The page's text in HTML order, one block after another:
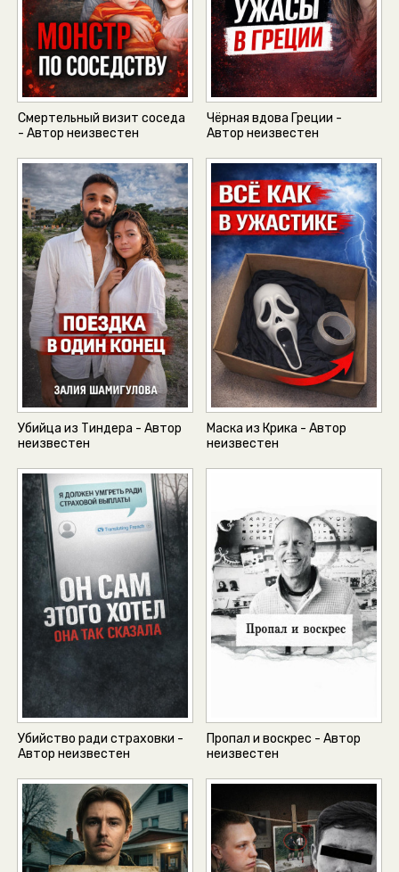
Смертельный визит соседа
- Автор неизвестен
Чёрная вдова Греции -
Автор неизвестен
Убийца из Тиндера - Автор
неизвестен
Маска из Крика - Автор
неизвестен
Убийство ради страховки -
Автор неизвестен
Пропал и воскрес - Автор
неизвестен